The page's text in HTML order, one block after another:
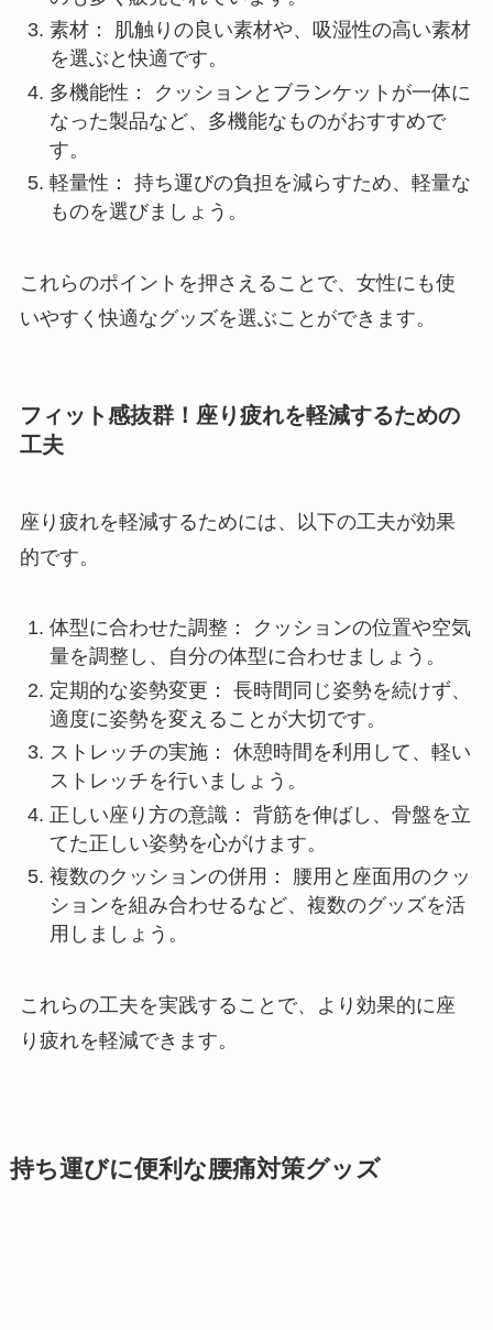
素材： 肌触りの良い素材や、吸湿性の高い素材
を選ぶと快適です。
多機能性： クッションとブランケットが一体に
なった製品など、多機能なものがおすすめで
す。
軽量性： 持ち運びの負担を減らすため、軽量な
ものを選びましょう。
これらのポイントを押さえることで、女性にも使
いやすく快適なグッズを選ぶことができます。
フィット感抜群！座り疲れを軽減するための
工夫
座り疲れを軽減するためには、以下の工夫が効果
的です。
体型に合わせた調整： クッションの位置や空気
量を調整し、自分の体型に合わせましょう。
定期的な姿勢変更： 長時間同じ姿勢を続けず、
適度に姿勢を変えることが大切です。
ストレッチの実施： 休憩時間を利用して、軽い
ストレッチを行いましょう。
正しい座り方の意識： 背筋を伸ばし、骨盤を立
てた正しい姿勢を心がけます。
複数のクッションの併用： 腰用と座面用のクッ
ションを組み合わせるなど、複数のグッズを活
用しましょう。
これらの工夫を実践することで、より効果的に座
り疲れを軽減できます。
持ち運びに便利な腰痛対策グッズ